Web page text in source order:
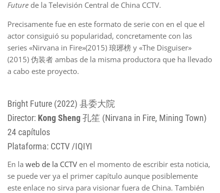
Future de la Televisión Central de China CCTV.
Precisamente fue en este formato de serie con en el que el
actor consiguió su popularidad, concretamente con las
series «Nirvana in Fire»(2015) 琅琊榜 y «The Disguiser»
(2015) 伪装者 ambas de la misma productora que ha llevado
a cabo este proyecto.
Bright Future (2022) 县委大院
Director: Kong Sheng 孔笙 (Nirvana in Fire, Mining Town)
24 capítulos
Plataforma: CCTV /IQIYI
En la web de la CCTV en el momento de escribir esta noticia,
se puede ver ya el primer capítulo aunque posiblemente
este enlace no sirva para visionar fuera de China. También